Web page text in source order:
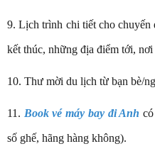
9. Lịch trình chi tiết cho chuyến
kết thúc, những địa điểm tới,
10. Thư mời du lịch từ bạn bè/
11. Book vé máy bay đi Anh
số ghế, hãng hàng không).